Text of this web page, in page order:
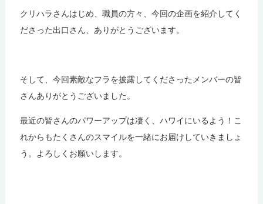
クリハラさんはじめ、職員の方々、今回の企画を紹介してく
ださった出口さん、ありがとうございます。
そして、今回素敵なフラを披露してくださったメンバーの皆
さんありがとうございました。
最近の皆さんのパワーアップは凄く、ハワイにいるよう！こ
れからもたくさんのスマイルを一緒にお届けしていきましょ
う。よろしくお願いします。